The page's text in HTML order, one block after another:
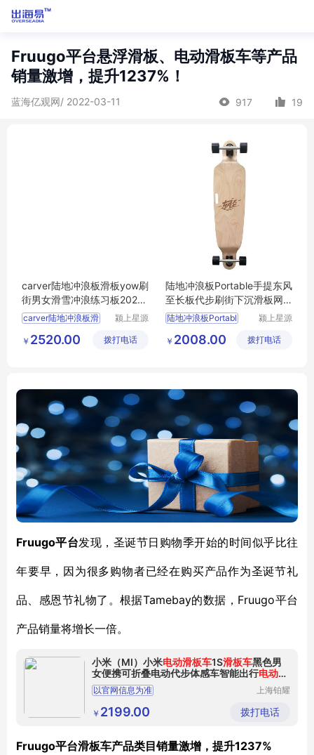
Fruugo平台悬浮滑板、电动滑板车等产品
销量激增，提升1237%！
蓝海亿观网/ 2022-03-11 917 19
carver陆地冲浪板滑板yow刷
街男女滑雪冲浪练习板2021
新款
carver陆地冲浪板滑
颍上星源
有限公司
￥ 2520.00 拨打电话
陆地冲浪板Portable手提东风
至长板代步刷街下沉滑板网
红同款
陆地冲浪板Portabl
颍上星源
有限公司
￥ 2008.00 拨打电话
Fruugo平台发现，圣诞节日购物季开始的时间似乎比往
年要早，因为很多购物者已经在购买产品作为圣诞节礼
品、感恩节礼物了。根据Tamebay的数据，Fruugo平台
产品销量将增长一倍。
小米（MI）小米电动滑板车1S滑板车黑色男
女便携可折叠电动代步体感车智能出行电动滑
板车1S白
以官网信息为准
上海铂耀
有限公司
￥ 2199.00 拨打电话
Fruugo平台滑板车产品类目销量激增，提升1237%